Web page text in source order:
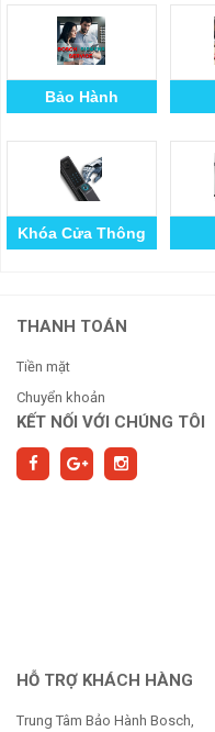
Bảo Hành
Khóa Cửa Thông
THANH TOÁN
Tiền mặt
Chuyển khoản
KẾT NỐI VỚI CHÚNG TÔI
HỖ TRỢ KHÁCH HÀNG
Trung Tâm Bảo Hành Bosch,